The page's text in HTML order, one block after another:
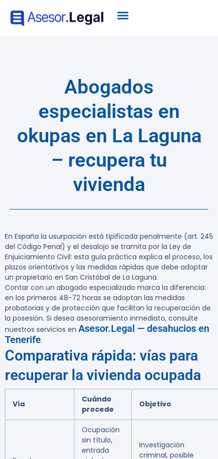
Abogados
especialistas en
okupas en La Laguna
– recupera tu
vivienda
En España la usurpación está tipificada penalmente (art. 245
del Código Penal) y el desalojo se tramita por la Ley de
Enjuiciamiento Civil: esta guía práctica explica el proceso, los
plazos orientativos y las medidas rápidas que debe adoptar
un propietario en San Cristóbal de La Laguna.
Contar con un abogado especializado marca la diferencia:
en los primeros 48-72 horas se adoptan las medidas
probatorias y de protección que facilitan la recuperación de
la posesión. Si desea asesoramiento inmediato, consulte
nuestros servicios en Asesor.Legal — desahucios en
Tenerife.
Comparativa rápida: vías para
recuperar la vivienda ocupada
Vía
Cuándo
procede
Objetivo
Ocupación
sin título,
entrada
Investigación
criminal, posible